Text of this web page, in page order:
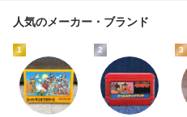
人気のメーカー・ブランド
1 2 3